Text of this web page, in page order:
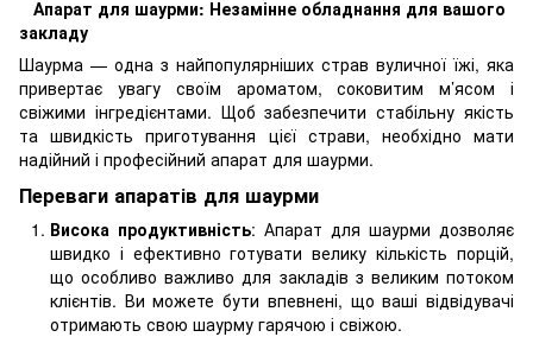
Апарат для шаурми: Незамінне обладнання для вашого
закладу
Шаурма — одна з найпопулярніших страв вуличної їжі, яка
привертає увагу своїм ароматом, соковитим м’ясом і
свіжими інгредієнтами. Щоб забезпечити стабільну якість
та швидкість приготування цієї страви, необхідно мати
надійний і професійний апарат для шаурми.
Переваги апаратів для шаурми
Висока продуктивність: Апарат для шаурми дозволяє
швидко і ефективно готувати велику кількість порцій,
що особливо важливо для закладів з великим потоком
клієнтів. Ви можете бути впевнені, що ваші відвідувачі
отримають свою шаурму гарячою і свіжою.